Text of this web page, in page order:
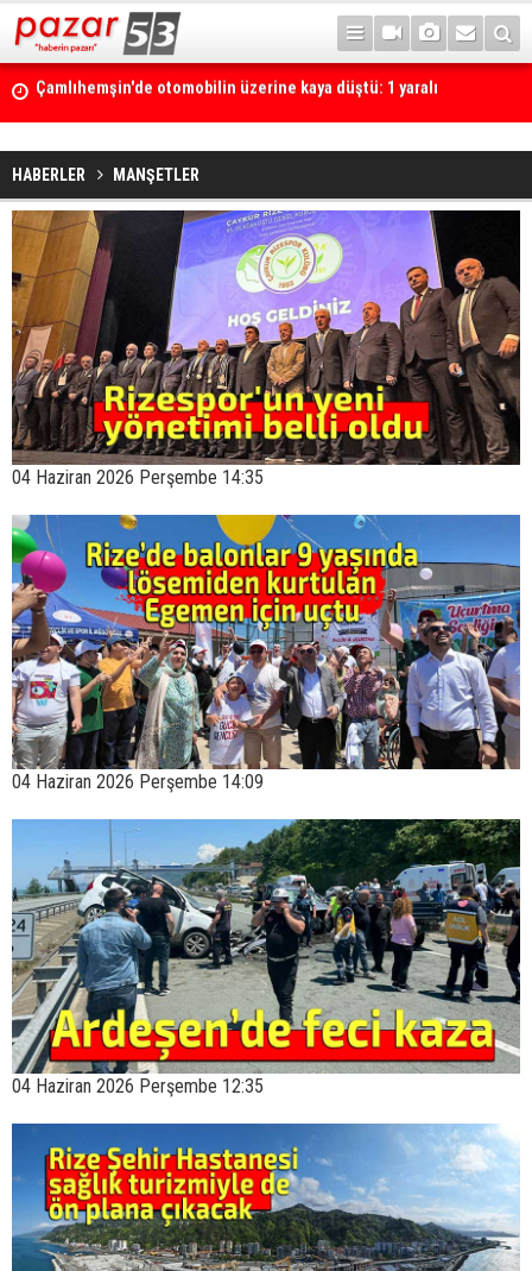
Yerli ve milli olarak üretilen ventilatörler şehir hastanelerine ulaştı
HABERLER MANŞETLER
04 Haziran 2026 Perşembe 14:35
04 Haziran 2026 Perşembe 14:09
04 Haziran 2026 Perşembe 12:35